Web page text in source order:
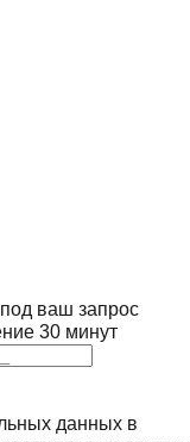
ваш запрос
30 минут
данных в